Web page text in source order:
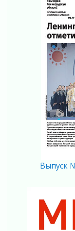
Полумрак
04 августа 2026
Вниманию
04 августа 2026
Память,
Регион
04 августа 2026
Никакого
согласие
04 августа 2026
Без риска
Важная
04 августа 2026
Награды
03 августа 2026
Выпуск